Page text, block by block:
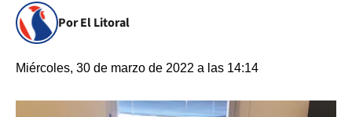
Por El Litoral
Miércoles, 30 de marzo de 2022 a las 14:14